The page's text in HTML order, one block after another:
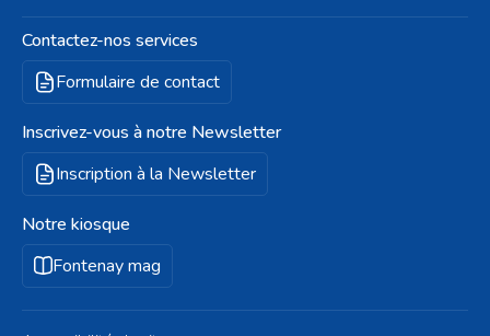
Contactez-nos services
Formulaire de contact
Inscrivez-vous à notre Newsletter
Inscription à la Newsletter
Notre kiosque
Fontenay mag